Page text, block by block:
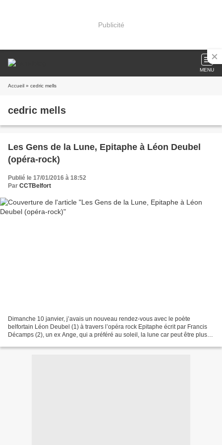
Publicité
MENU
Accueil » cedric mells
cedric mells
Les Gens de la Lune, Epitaphe à Léon Deubel
(opéra-rock)
Publié le 17/01/2016 à 18:52
Par CCTBelfort
Dimanche 10 janvier, j’avais un nouveau rendez-vous avec le poète
belfortain Léon Deubel (1) à travers l’opéra rock Epitaphe écrit par Francis
Décamps (2), un ex Ange, qui a préféré au soleil, la lune car peut être plus